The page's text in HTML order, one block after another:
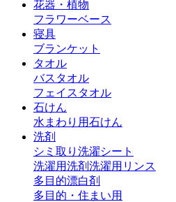
花器・植物
フラワーベース
寝具
ブランケット
タオル
バスタオル
フェイスタオル
石けん
水まわり用石けん
洗剤
シミ取り 洗濯シート
洗濯用洗剤洗濯用リンス
多目的漂白剤
多目的・住まい用